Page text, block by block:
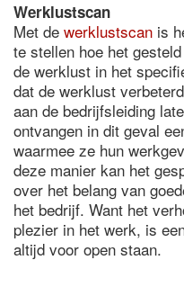
Werklustscan
Met de werklustscan is
te stellen hoe het
de werklust in het
dat de werklust
aan de bedrijfsleiding
ontvangen in dit geval
waarmee ze hun
deze manier kan het
over het belang van
het bedrijf. Want het
plezier in het werk, is
altijd voor open staan.